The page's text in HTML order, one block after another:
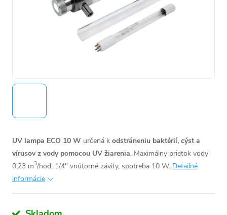
UV lampa ECO 10 W určená k odstráneniu baktérií, cýst a
vírusov z vody pomocou UV žiarenia. Maximálny prietok vody
0,23 m3/hod, 1/4" vnútorné závity, spotreba 10 W. Detailné
informácie